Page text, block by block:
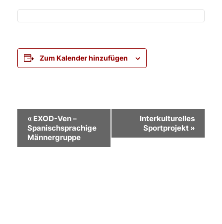
Zum Kalender hinzufügen
Veranstaltung-
Navigation
« EXOD-Ven –
Spanischsprachige
Männergruppe
Interkulturelles
Sportprojekt »